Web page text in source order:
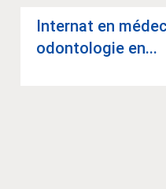
Inter­nat en
odon­to­lo­gie en...